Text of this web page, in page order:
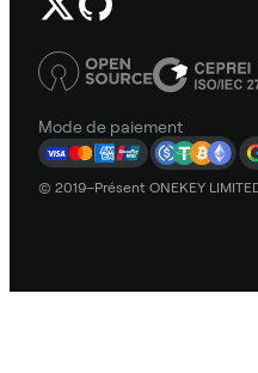
Mode de paiement
© 2019–Présent ONEKEY